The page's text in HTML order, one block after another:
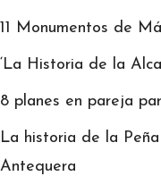
11 Monumentos de
‘La Historia de la
8 planes en pareja
La historia de la
Antequera